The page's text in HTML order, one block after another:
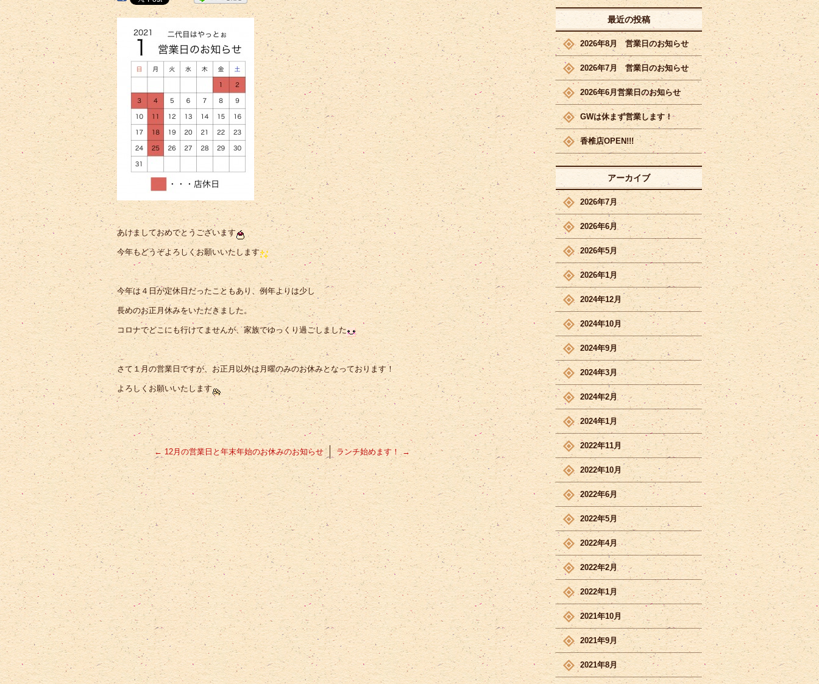
あけましておめでとうございます
今年もどうぞよろしくお願いいたします
今年は４日が定休日だったこともあり、例年よりは少し
長めのお正月休みをいただきました。
コロナでどこにも行けてませんが、家族でゆっくり過ごしました
さて１月の営業日ですが、お正月以外は月曜のみのお休みとなっております！
よろしくお願いいたします
←12月の営業日と年末年始のお休みのお知らせ ランチ始めます！ →
最近の投稿
2026年8月 営業日のお知らせ
2026年7月 営業日のお知らせ
2026年6月営業日のお知らせ
GWは休まず営業します！
香椎店OPEN!!!
アーカイブ
2026年7月
2026年6月
2026年5月
2026年1月
2024年12月
2024年10月
2024年9月
2024年3月
2024年2月
2024年1月
2022年11月
2022年10月
2022年6月
2022年5月
2022年4月
2022年2月
2022年1月
2021年10月
2021年9月
2021年8月